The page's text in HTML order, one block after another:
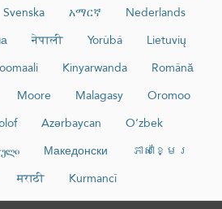
Svenska አማርኛ
Nederlands
नेपाली Yorùbá
Lietuvių
Kinyarwanda
Română
Moore Malagasy
Oromoo
Azərbaycan
O‘zbek
Македонски
ភាសាខ្មែរ
मराठी Kurmancî